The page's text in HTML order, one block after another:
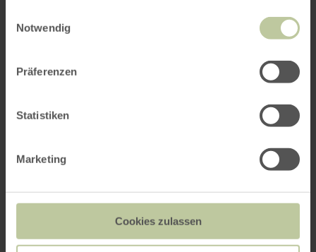
Notwendig
Präferenzen
Statistiken
Marketing
Cookies zulassen
interessieren